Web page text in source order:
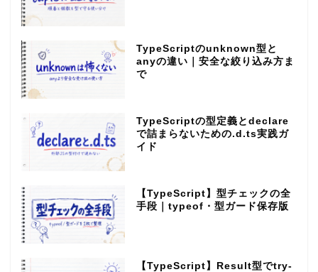
TypeScriptのunknown型と
anyの違い｜安全な絞り込み方ま
で
TypeScriptの型定義とdeclare
で詰まらないための.d.ts実践ガ
イド
【TypeScript】型チェックの全
手段｜typeof・型ガード保存版
【TypeScript】Result型でtry-